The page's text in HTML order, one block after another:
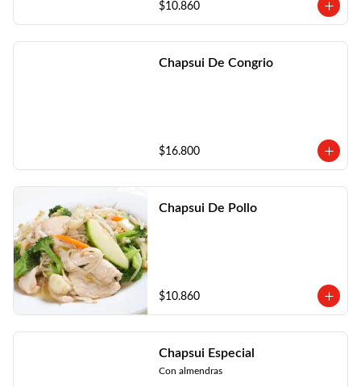
$10.860
Chapsui De Congrio
$16.800
Chapsui De Pollo
$10.860
Chapsui Especial
Con almendras